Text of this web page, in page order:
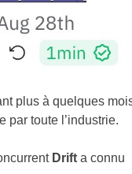
plus à quelques
par toute l’industrie.
Drifta connu